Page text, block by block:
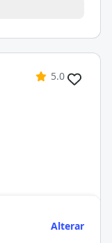
5.0
Alterar